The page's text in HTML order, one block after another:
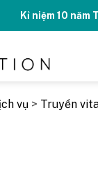
vụ > Truyền